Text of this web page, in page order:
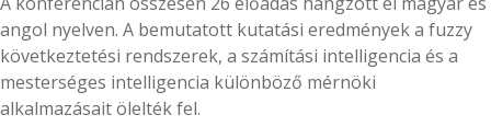
angol nyelven. A bemutatott kutatási eredmények a fuzzy
következtetési rendszerek, a számítási intelligencia és a
mesterséges intelligencia különböző mérnöki
alkalmazásait ölelték fel.